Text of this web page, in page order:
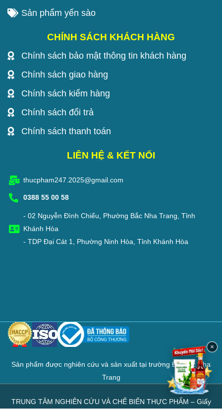
Sản phẩm yến sào
CHÍNH SÁCH KHÁCH HÀNG
Chính sách bảo mật thông tin khách hàng
Chính sách giao hàng
Chính sách kiểm hàng
Chính sách đổi trả
Chính sách thanh toán
LIÊN HỆ & KẾT NỐI
thucpham247.2025@gmail.com
0388 55 00 58
- 02 Nguyễn Đình Chiểu, Phường Bắc Nha Trang, Tỉnh
Khánh Hòa
- TDP Đại Cát 1, Phường Ninh Hòa, Tỉnh Khánh Hòa
Sản phẩm được nghiên cứu và sản xuất tại trường Đại học Nha
Trang
TRUNG TÂM NGHIÊN CỨU VÀ CHẾ BIẾN THỰC PHẨM – Giấy
×